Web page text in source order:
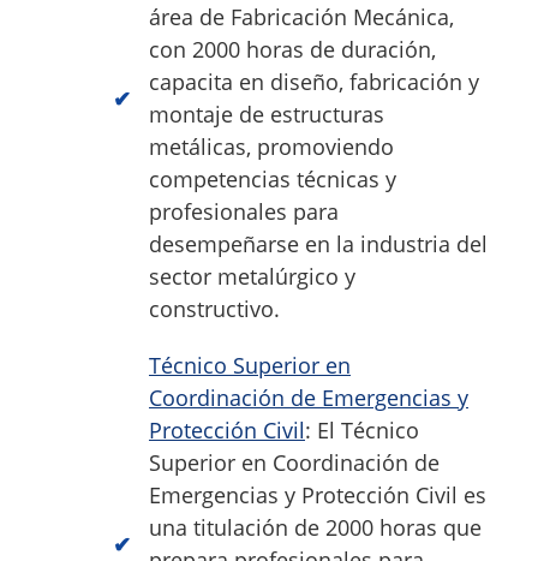
área de Fabricación Mecánica,
con 2000 horas de duración,
capacita en diseño, fabricación y
montaje de estructuras
metálicas, promoviendo
competencias técnicas y
profesionales para
desempeñarse en la industria del
sector metalúrgico y
constructivo.
Técnico Superior en
Coordinación de Emergencias y
Protección Civil: El Técnico
Superior en Coordinación de
Emergencias y Protección Civil es
una titulación de 2000 horas que